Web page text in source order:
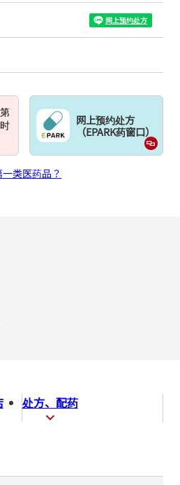
网上预约处方
网上预约处方
（EPARK药窗口）
类医药品？
处方、配药